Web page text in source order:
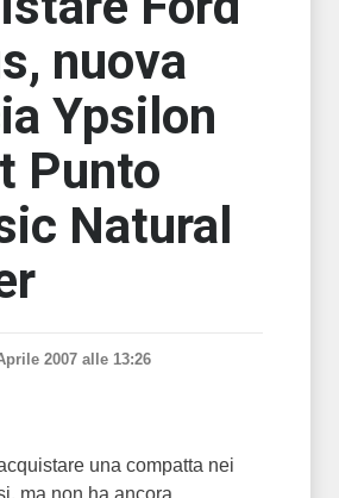
nuova
Ypsilon
Punto
Natural
2007 alle 13:26
una compatta nei
ma non ha ancora